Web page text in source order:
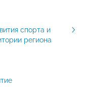
спорта и
региона